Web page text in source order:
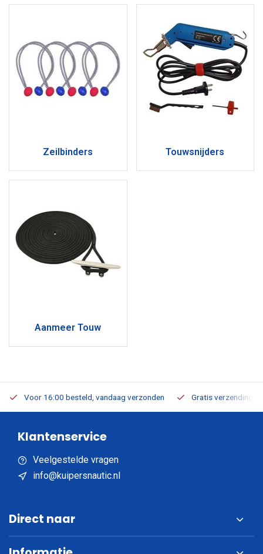
Zeilbinders Touwsnijders
Aanmeer Touw
Voor 16:00 besteld, vandaag verzonden Gratis verzending
Klantenservice
Veelgestelde vragen
info@kuipersnautic.nl
Direct naar